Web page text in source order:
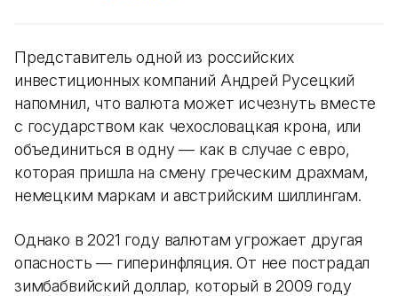
Представитель одной из российских
инвестиционных компаний Андрей Русецкий
напомнил, что валюта может исчезнуть вместе
с государством как чехословацкая крона, или
объединиться в одну — как в случае с евро,
которая пришла на смену греческим драхмам,
немецким маркам и австрийским шиллингам.
Однако в 2021 году валютам угрожает другая
опасность — гиперинфляция. От нее пострадал
зимбабвийский доллар, который в 2009 году